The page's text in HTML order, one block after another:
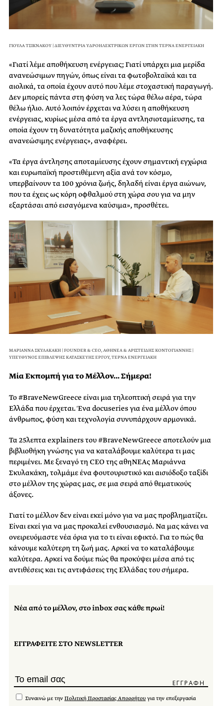
ΓΙΟΥΛΑ ΤΣΙΚΝΑΚΟΥ | ΔΙΕΥΘΥΝΤΡΙΑ ΥΔΡΟΗΛΕΚΤΡΙΚΩΝ ΕΡΓΩΝ ΣΤΗΝ ΤΕΡΝΑ ΕΝΕΡΓΕΙΑΚΗ
«Γιατί λέμε αποθήκευση ενέργειας; Γιατί υπάρχει μια μερίδα
ανανεώσιμων πηγών, όπως είναι τα φωτοβολταϊκά και τα
αιολικά, τα οποία έχουν αυτό που λέμε στοχαστική παραγωγή.
Δεν μπορείς πάντα στη φύση να λες τώρα θέλω αέρα, τώρα
θέλω ήλιο. Αυτό λοιπόν έρχεται να λύσει η αποθήκευση
ενέργειας, κυρίως μέσα από τα έργα αντλησιοταμίευσης, τα
οποία έχουν τη δυνατότητα μαζικής αποθήκευσης
ανανεώσιμης ενέργειας», αναφέρει.
«Τα έργα άντλησης αποταμίευσης έχουν σημαντική εγχώρια
και ευρωπαϊκή προστιθέμενη αξία ανά τον κόσμο,
υπερβαίνουν τα 100 χρόνια ζωής, δηλαδή είναι έργα αιώνων,
που τα έχεις ως κόρη οφθαλμού στη χώρα σου για να μην
εξαρτάσαι από εισαγόμενα καύσιμα», προσθέτει.
ΜΑΡΙΑΝΝΑ ΣΚΥΛΑΚΑΚΗ | FOUNDER & CEO, ΑΘΗΝΕΑ & ΑΡΙΣΤΕΙΔΗΣ ΚΟΝΤΟΓΙΑΝΝΗΣ |
ΥΠΕΥΘΥΝΟΣ ΕΠΙΒΛΕΨΗΣ ΚΑΤΑΣΚΕΥΗΣ ΕΡΓΟΥ, ΤΕΡΝΑ ΕΝΕΡΓΕΙΑΚΗ
Μία Εκπομπή για το Μέλλον… Σήμερα!
Το #BraveNewGreece είναι μια τηλεοπτική σειρά για την
Ελλάδα που έρχεται. Ένα docuseries για ένα μέλλον όπου
άνθρωπος, φύση και τεχνολογία συνυπάρχουν αρμονικά.
Τα 25λεπτα explainers του #BraveNewGreece αποτελούν μια
βιβλιοθήκη γνώσης για να καταλάβουμε καλύτερα τι μας
περιμένει. Με ξεναγό τη CEO της αθηΝΕΑς Μαριάννα
Σκυλακάκη, τολμάμε ένα φουτουριστικό και αισιόδοξο ταξίδι
στο μέλλον της χώρας μας, σε μια σειρά από θεματικούς
άξονες.
Γιατί το μέλλον δεν είναι εκεί μόνο για να μας προβληματίζει.
Είναι εκεί για να μας προκαλεί ενθουσιασμό. Να μας κάνει να
ονειρευόμαστε νέα όρια για το τι είναι εφικτό. Για το πώς θα
κάνουμε καλύτερη τη ζωή μας. Αρκεί να το καταλάβουμε
καλύτερα. Αρκεί να δούμε πώς θα προκύψει μέσα από τις
αντιθέσεις και τις αντιφάσεις της Ελλάδας του σήμερα.
Νέα από το μέλλον, στο inbox σας κάθε πρωί!
ΕΓΓΡΑΦΕΙΤΕ ΣΤΟ NEWSLETTER
Συναινώ με την Πολιτική Προστασίας Απορρήτου για την επεξεργασία